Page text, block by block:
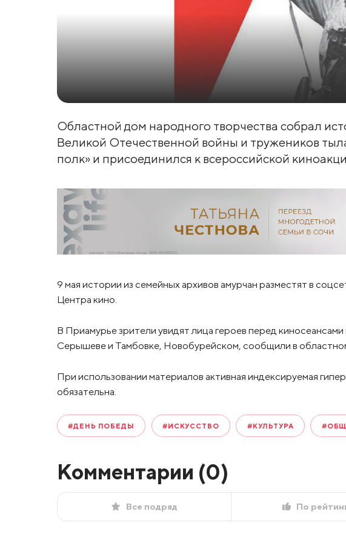
Областной дом народного творчества собрал
Великой Отечественной войны и тружеников
полк» и присоединился к всероссийской
9 мая истории из семейных архивов амурчан разместят в
Центра кино.
В Приамурье зрители увидят лица героев перед
Серышеве и Тамбовке, Новобурейском, сообщили в
При использовании материалов активная индексируемая
обязательна.
#ДЕНЬ ПОБЕДЫ #ИСКУССТВО #КУЛЬТУРА
Комментарии (0)
Все подряд По